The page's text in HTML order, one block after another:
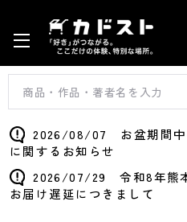
2026/08/07 お盆期間中
に関するお知らせ
2026/07/29 令和8年熊
お届け遅延につきまして